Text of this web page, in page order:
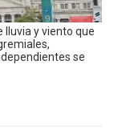
lluvia y viento que
se